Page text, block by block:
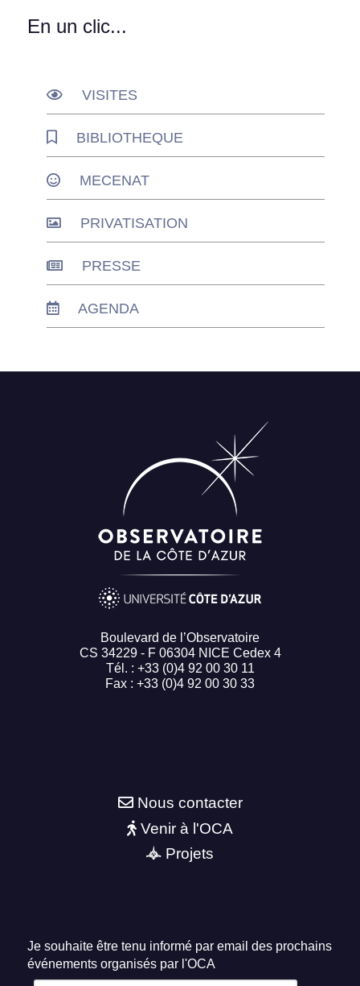
En un clic...
VISITES
BIBLIOTHEQUE
MECENAT
PRIVATISATION
PRESSE
AGENDA
Boulevard de l’Observatoire
CS 34229 - F 06304 NICE Cedex 4
Tél. : +33 (0)4 92 00 30 11
Fax : +33 (0)4 92 00 30 33
Nous contacter
Venir à l'OCA
Projets
Je souhaite être tenu informé par email des prochains
événements organisés par l'OCA